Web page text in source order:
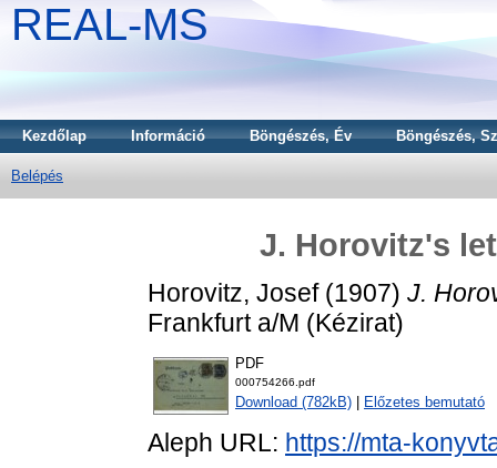
REAL-MS
Kezdőlap Információ Böngészés, Év Böngészés,
Belépés
J. Horovitz's
Horovitz, Josef(1907) J.
Frankfurt a/M (Kézirat)
PDF
000754266.pdf
Download (782kB) Előzetes bemutató
Aleph URL: https://mta-